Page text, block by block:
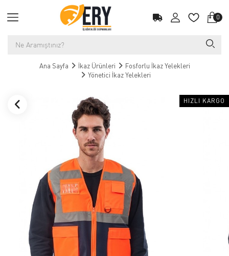
0
Ana Sayfa İkaz Ürünleri
Fosforlu İkaz Yelekleri
Yönetici İkaz Yelekleri
HIZLI KARGO